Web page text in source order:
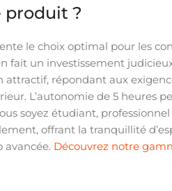
produit ?
le choix optimal pour les
fait un investissement
répondant aux
L’autonomie de 5
soyez étudiant,
offrant la tranquillité
avancée. Découvrez notre